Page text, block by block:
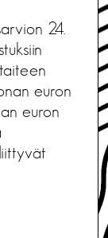
24.
euron
euron